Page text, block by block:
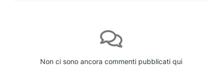
Non ci sono ancora commenti pubblicati qui